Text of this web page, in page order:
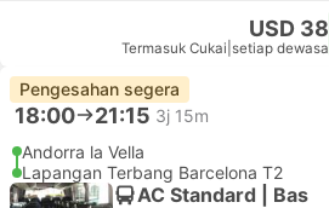
USD 38
Termasuk Cukai setiap dewasa
Pengesahan segera
18:00 21:15 3j 15m
Andorra la Vella
Lapangan Terbang Barcelona T2
AC Standard | Bas